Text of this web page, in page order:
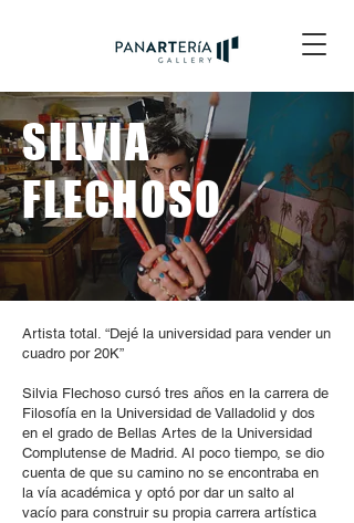
SILVIA
FLECHOSO
Artista total. “Dejé la universidad para vender un
cuadro por 20K”
Silvia Flechoso cursó tres años en la carrera de
Filosofía en la Universidad de Valladolid y dos
en el grado de Bellas Artes de la Universidad
Complutense de Madrid. Al poco tiempo, se dio
cuenta de que su camino no se encontraba en
la vía académica y optó por dar un salto al
vacío para construir su propia carrera artística